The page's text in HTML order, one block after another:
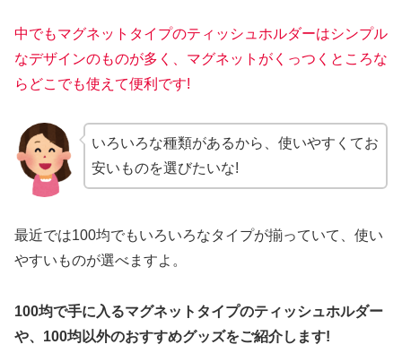
中でもマグネットタイプのティッシュホルダーはシンプル
なデザインのものが多く、マグネットがくっつくところな
らどこでも使えて便利です!
いろいろな種類があるから、使いやすくてお
安いものを選びたいな!
最近では100均でもいろいろなタイプが揃っていて、使い
やすいものが選べますよ。
100均で手に入るマグネットタイプのティッシュホルダー
や、100均以外のおすすめグッズをご紹介します!